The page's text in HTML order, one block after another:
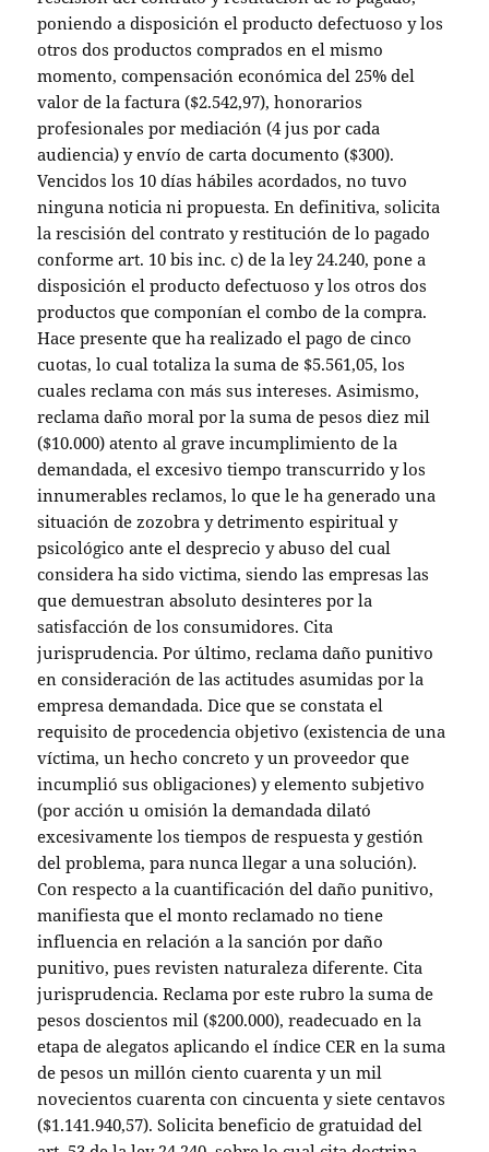
poniendo a disposición el producto defectuoso y los
otros dos productos comprados en el mismo
momento, compensación económica del 25% del
valor de la factura ($2.542,97), honorarios
profesionales por mediación (4 jus por cada
audiencia) y envío de carta documento ($300).
Vencidos los 10 días hábiles acordados, no tuvo
ninguna noticia ni propuesta. En definitiva, solicita
la rescisión del contrato y restitución de lo pagado
conforme art. 10 bis inc. c) de la ley 24.240, pone a
disposición el producto defectuoso y los otros dos
productos que componían el combo de la compra.
Hace presente que ha realizado el pago de cinco
cuotas, lo cual totaliza la suma de $5.561,05, los
cuales reclama con más sus intereses. Asimismo,
reclama daño moral por la suma de pesos diez mil
($10.000) atento al grave incumplimiento de la
demandada, el excesivo tiempo transcurrido y los
innumerables reclamos, lo que le ha generado una
situación de zozobra y detrimento espiritual y
psicológico ante el desprecio y abuso del cual
considera ha sido victima, siendo las empresas las
que demuestran absoluto desinteres por la
satisfacción de los consumidores. Cita
jurisprudencia. Por último, reclama daño punitivo
en consideración de las actitudes asumidas por la
empresa demandada. Dice que se constata el
requisito de procedencia objetivo (existencia de una
víctima, un hecho concreto y un proveedor que
incumplió sus obligaciones) y elemento subjetivo
(por acción u omisión la demandada dilató
excesivamente los tiempos de respuesta y gestión
del problema, para nunca llegar a una solución).
Con respecto a la cuantificación del daño punitivo,
manifiesta que el monto reclamado no tiene
influencia en relación a la sanción por daño
punitivo, pues revisten naturaleza diferente. Cita
jurisprudencia. Reclama por este rubro la suma de
pesos doscientos mil ($200.000), readecuado en la
etapa de alegatos aplicando el índice CER en la suma
de pesos un millón ciento cuarenta y un mil
novecientos cuarenta con cincuenta y siete centavos
($1.141.940,57). Solicita beneficio de gratuidad del